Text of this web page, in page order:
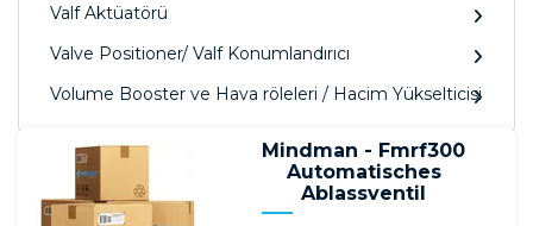
Valf Aktüatörü
Valve Positioner/ Valf Konumlandırıcı
Volume Booster ve Hava röleleri / Hacim Yükselticisi
Mindman - Fmrf300
Automatisches
Ablassventil